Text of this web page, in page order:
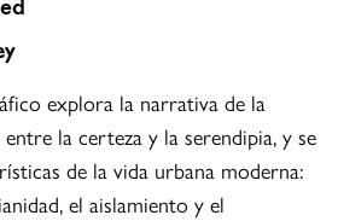
explora la narrativa de la
la certeza y la serendipia, y se
de la vida urbana moderna:
el aislamiento y el